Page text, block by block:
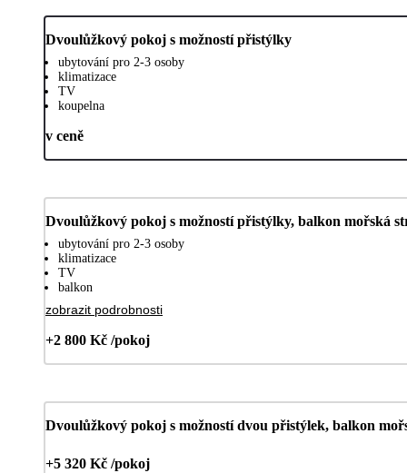
Dvoulůžkový pokoj s možností přistýlky
ubytování pro 2-3 osoby
klimatizace
TV
koupelna
v ceně
Dvoulůžkový pokoj s možností přistýlky, balkon mořská
ubytování pro 2-3 osoby
klimatizace
TV
balkon
zobrazit podrobnosti
+2 800 Kč /pokoj
Dvoulůžkový pokoj s možností dvou přistýlek, balkon
+5 320 Kč /pokoj